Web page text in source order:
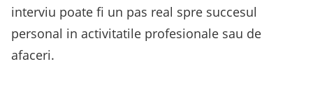
interviu poate fi un pas real spre succesul
personal in activitatile profesionale sau de
afaceri.